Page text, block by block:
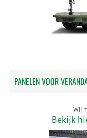
PANELENVOOR
Wij
Bekijk